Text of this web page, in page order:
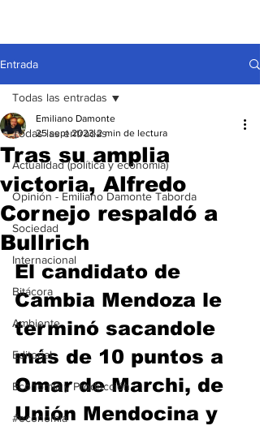
Entrada
Todas las entradas
Actualidad (política y economía)
Opinión - Emiliano Damonte Taborda
Sociedad
Internacional
Bitácora
Ambiente
Editorial
Economía y Producción
#economia
Todas las entradas
Tras su amplia
victoria, Alfredo
Cornejo respaldó a
Bullrich
Emiliano Damonte
25 sept 2023 2 min de lectura
El candidato de
Cambia Mendoza le
terminó sacandole
más de 10 puntos a
Omar de Marchi, de
Unión Mendocina y